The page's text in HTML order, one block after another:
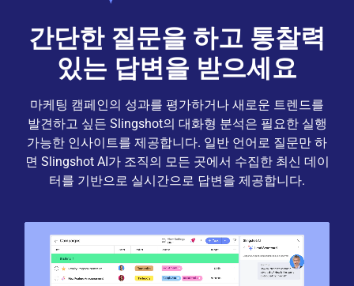
간단한 질문을 하고 통찰력
있는 답변을 받으세요
마케팅 캠페인의 성과를 평가하거나 새로운 트렌드를
발견하고 싶든 Slingshot의 대화형 분석은 필요한 실행
가능한 인사이트를 제공합니다. 일반 언어로 질문만 하
면 Slingshot AI가 조직의 모든 곳에서 수집한 최신 데이
터를 기반으로 실시간으로 답변을 제공합니다.